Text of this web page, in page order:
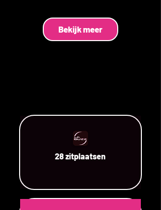
Bekijk meer
28 zitplaatsen